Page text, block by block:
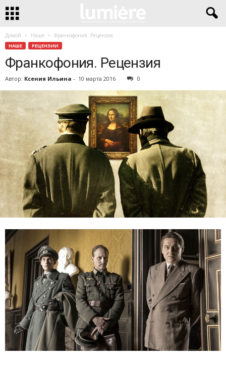
Домой Наше Франкофония. Рецензия
НАШЕ РЕЦЕНЗИИ
Франкофония. Рецензия
Автор: Ксения Ильина - 10 марта 2016 0